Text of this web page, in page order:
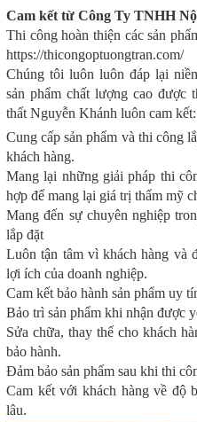
Cam kết từ Công Ty TNHH
Thi công hoàn thiện các sản
https://thicongoptuongtran.com/
Chúng tôi luôn luôn đáp lại
sản phẩm chất lượng cao
thất Nguyễn Khánh luôn cam kết:
Cung cấp sản phẩm và thi công
khách hàng.
Mang lại những giải pháp thi
hợp để mang lại giá trị thẩm mỹ
Mang đến sự chuyên nghiệp
lắp đặt
Luôn tận tâm vì khách hàng và
lợi ích của doanh nghiệp.
Cam kết bảo hành sản phẩm uy
Bảo trì sản phẩm khi nhận được
Sửa chữa, thay thế cho khách
bảo hành.
Đảm bảo sản phẩm sau khi thi
Cam kết với khách hàng về độ
lâu.